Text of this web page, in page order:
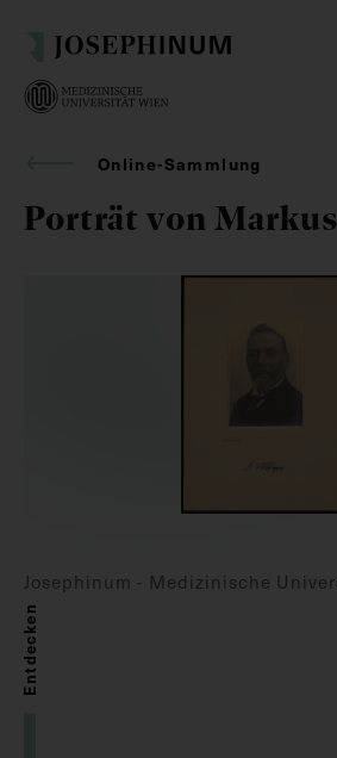
Online-Sammlung
Porträt von
Josephinum - Medizinische
Entdecken